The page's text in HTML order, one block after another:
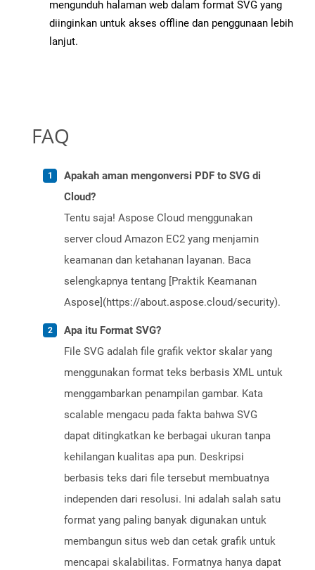
mengunduh halaman web dalam format SVG yang
diinginkan untuk akses offline dan penggunaan lebih
lanjut.
FAQ
Apakah aman mengonversi PDF to SVG di
Cloud?
Tentu saja! Aspose Cloud menggunakan
server cloud Amazon EC2 yang menjamin
keamanan dan ketahanan layanan. Baca
selengkapnya tentang [Praktik Keamanan
Aspose](https://about.aspose.cloud/security).
Apa itu Format SVG?
File SVG adalah file grafik vektor skalar yang
menggunakan format teks berbasis XML untuk
menggambarkan penampilan gambar. Kata
scalable mengacu pada fakta bahwa SVG
dapat ditingkatkan ke berbagai ukuran tanpa
kehilangan kualitas apa pun. Deskripsi
berbasis teks dari file tersebut membuatnya
independen dari resolusi. Ini adalah salah satu
format yang paling banyak digunakan untuk
membangun situs web dan cetak grafik untuk
mencapai skalabilitas. Formatnya hanya dapat